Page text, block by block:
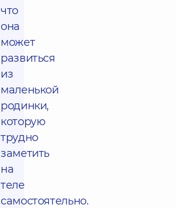
что
она
может
развиться
из
маленькой
родинки,
которую
трудно
заметить
на
теле
самостоятельно.